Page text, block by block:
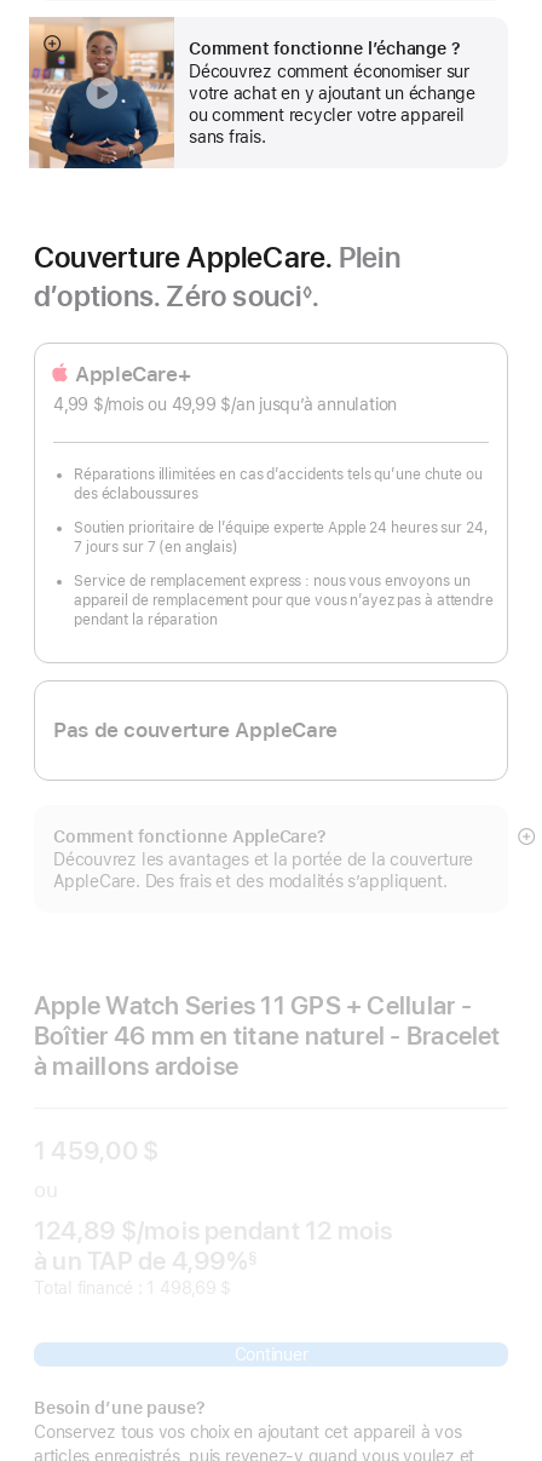
Comment fonctionne l’échange ?
Découvrez comment économiser sur
votre achat en y ajoutant un échange
ou comment recycler votre appareil
sans frais.
En
montrer
plus
Couverture AppleCare. Plein
d’options. Zéro souci
de
bas
page
◊.
AppleCare+
4,99 $/moispar
ou 49,99 $/an par
jusqu’à annulation
Réparations illimitées en cas d’accidents tels qu’une chute ou
des éclaboussures
Soutien prioritaire de l’équipe experte Apple 24 heures sur 24,
7 jours sur 7 (en anglais)
Service de remplacement express : nous vous envoyons un
appareil de remplacement pour que vous n’ayez pas à attendre
pendant la réparation
Pas de couverture AppleCare
Comment fonctionne AppleCare?
Découvrez les avantages et la portée de la couverture
AppleCare. Des frais et des modalités s’appliquent.
Apple Watch Series 11 GPS + Cellular -
Boîtier 46 mm en titane naturel - Bracelet
à maillons ardoise
1 459,00 $
ou
124,89 $/mois par mois
pendant 12 mois
à un TAP de 4,99%
Note de bas de page
§
Total financé : 1 498,69 $
Continuer
Besoin d’une pause?
Conservez tous vos choix en ajoutant cet appareil à vos
articles enregistrés, puis revenez-y quand vous voulez et